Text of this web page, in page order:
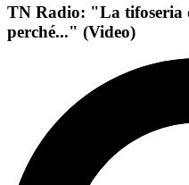
TN Radio: "La tifoseria
perché..." (Video)